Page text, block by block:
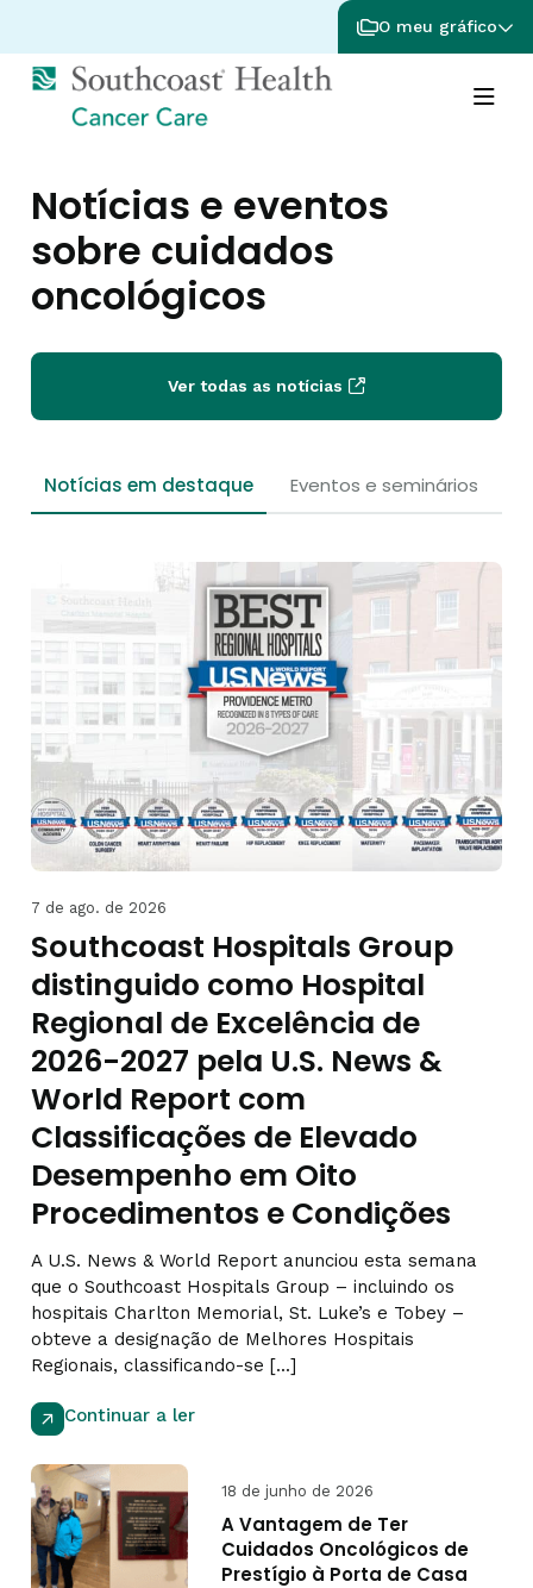
O meu gráfico
Notícias e eventos
sobre cuidados
oncológicos
Ver todas as notícias
Notícias em destaque Eventos e seminários
7 de ago. de 2026
Southcoast Hospitals Group
distinguido como Hospital
Regional de Excelência de
2026-2027 pela U.S. News &
World Report com
Classificações de Elevado
Desempenho em Oito
Procedimentos e Condições
A U.S. News & World Report anunciou esta semana
que o Southcoast Hospitals Group – incluindo os
hospitais Charlton Memorial, St. Luke’s e Tobey –
obteve a designação de Melhores Hospitais
Regionais, classificando-se [...]
Continuar a ler
18 de junho de 2026
A Vantagem de Ter
Cuidados Oncológicos de
Prestígio à Porta de Casa